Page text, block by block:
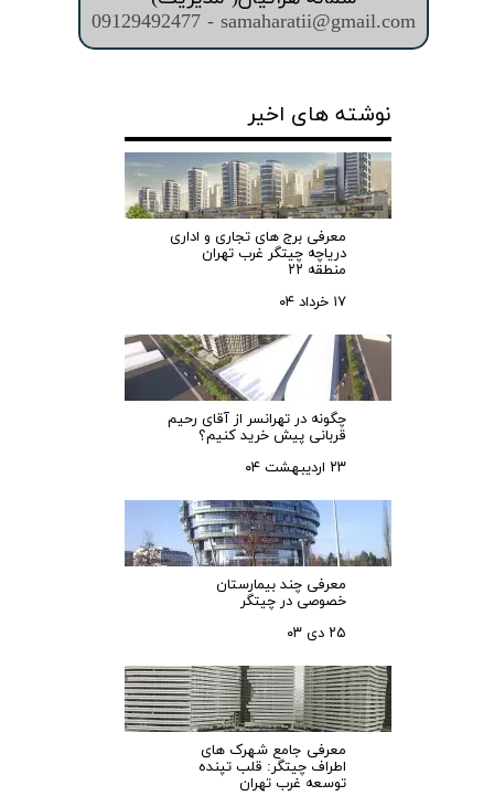
09129492477 - samaharatii@gmail.com
نوشته های اخیر
معرفی برج های تجاری و اداری
دریاچه چیتگر غرب تهران
منطقه ۲۲
۱۷ خرداد ۰۴
چگونه در تهرانسر از آقای رحیم
قربانی پیش خرید کنیم؟
۲۳ اردیبهشت ۰۴
معرفی چند بیمارستان
خصوصی در چیتگر
۲۵ دی ۰۳
معرفی جامع شهرک‌ های
اطراف چیتگر: قلب تپنده
توسعه غرب تهران